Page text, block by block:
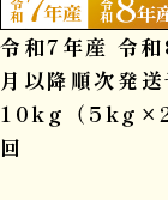
令和7年産 令
月以降順次発
10kg（
回